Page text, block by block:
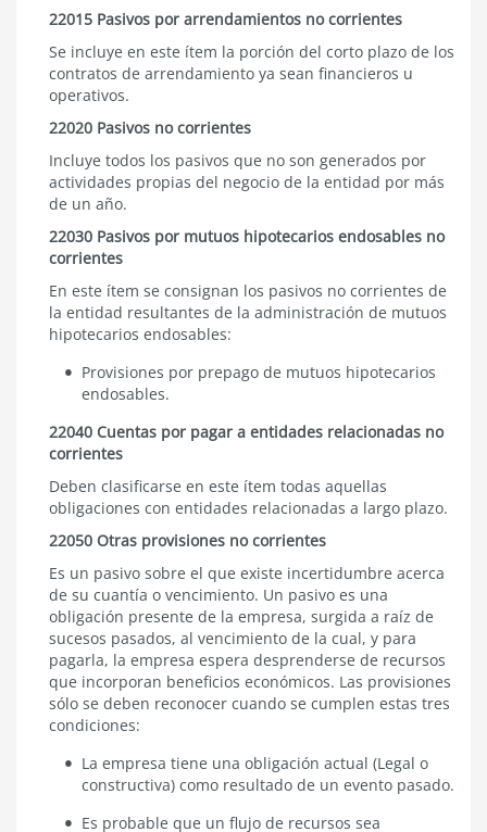
22015 Pasivos por arrendamientos no corrientes
Se incluye en este ítem la porción del corto plazo de los
contratos de arrendamiento ya sean financieros u
operativos.
22020 Pasivos no corrientes
Incluye todos los pasivos que no son generados por
actividades propias del negocio de la entidad por más
de un año.
22030 Pasivos por mutuos hipotecarios endosables no
corrientes
En este ítem se consignan los pasivos no corrientes de
la entidad resultantes de la administración de mutuos
hipotecarios endosables:
Provisiones por prepago de mutuos hipotecarios
endosables.
22040 Cuentas por pagar a entidades relacionadas no
corrientes
Deben clasificarse en este ítem todas aquellas
obligaciones con entidades relacionadas a largo plazo.
22050 Otras provisiones no corrientes
Es un pasivo sobre el que existe incertidumbre acerca
de su cuantía o vencimiento. Un pasivo es una
obligación presente de la empresa, surgida a raíz de
sucesos pasados, al vencimiento de la cual, y para
pagarla, la empresa espera desprenderse de recursos
que incorporan beneficios económicos. Las provisiones
sólo se deben reconocer cuando se cumplen estas tres
condiciones:
La empresa tiene una obligación actual (Legal o
constructiva) como resultado de un evento pasado.
Es probable que un flujo de recursos sea